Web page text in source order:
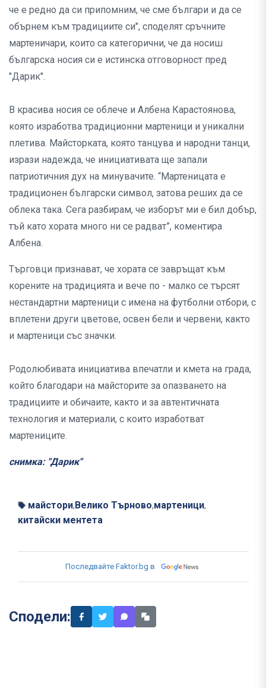
че е редно да си припомним, че сме българи и да се
обърнем към традициите си", споделят сръчните
мартеничари, които са категорични, че да носиш
българска носия си е истинска отговорност пред
"Дарик".
В красива носия се облече и Албена Карастоянова,
която изработва традиционни мартеници и уникални
плетива. Майсторката, която танцува и народни танци,
изрази надежда, че инициативата ще запали
патриотичния дух на минувачите. “Мартеницата е
традиционен български символ, затова реших да се
облека така. Сега разбирам, че изборът ми е бил добър,
тъй като хората много ни се радват”, коментира
Албена.
Търговци признават, че хората се завръщат към
корените на традицията и вече по - малко се търсят
нестандартни мартеници с имена на футболни отбори, с
вплетени други цветове, освен бели и червени, както
и мартеници със значки.
Родолюбивата инициатива впечатли и кмета на града,
който благодари на майсторите за опазването на
традициите и обичаите, както и за автентичната
технология и материали, с които изработват
мартениците.
снимка: "Дарик"
майстори,Велико Търново,мартеници,
китайски ментета
Последвайте Faktor.bg в
Сподели: